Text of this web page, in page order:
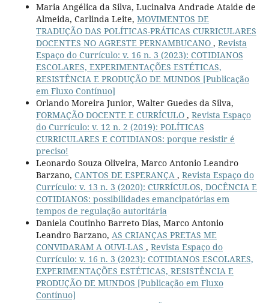
Maria Angélica da Silva, Lucinalva Andrade Ataide de
Almeida, Carlinda Leite, MOVIMENTOS DE
TRADUÇÃO DAS POLÍTICAS-PRÁTICAS CURRICULARES
DOCENTES NO AGRESTE PERNAMBUCANO , Revista
Espaço do Currículo: v. 16 n. 3 (2023): COTIDIANOS
ESCOLARES, EXPERIMENTAÇÕES ESTÉTICAS,
RESISTÊNCIA E PRODUÇÃO DE MUNDOS [Publicação
em Fluxo Contínuo]
Orlando Moreira Junior, Walter Guedes da Silva,
FORMAÇÃO DOCENTE E CURRÍCULO , Revista Espaço
do Currículo: v. 12 n. 2 (2019): POLÍTICAS
CURRICULARES E COTIDIANOS: porque resistir é
preciso!
Leonardo Souza Oliveira, Marco Antonio Leandro
Barzano, CANTOS DE ESPERANÇA , Revista Espaço do
Currículo: v. 13 n. 3 (2020): CURRÍCULOS, DOCÊNCIA E
COTIDIANOS: possibilidades emancipatórias em
tempos de regulação autoritária
Daniela Coutinho Barreto Dias, Marco Antonio
Leandro Barzano, AS CRIANÇAS PRETAS ME
CONVIDARAM A OUVI-LAS , Revista Espaço do
Currículo: v. 16 n. 3 (2023): COTIDIANOS ESCOLARES,
EXPERIMENTAÇÕES ESTÉTICAS, RESISTÊNCIA E
PRODUÇÃO DE MUNDOS [Publicação em Fluxo
Contínuo]